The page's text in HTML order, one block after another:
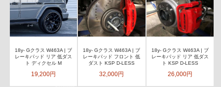
18y- Gクラス W463A | ブ
レーキパッド リア 低ダス
ト ディクセル M
19,200円
18y- Gクラス W463A | ブ
レーキパッド フロント 低
ダスト KSP D-LESS
32,000円
18y- Gクラス W463A | ブ
レーキパッド リア 低ダス
ト KSP D-LESS
26,000円